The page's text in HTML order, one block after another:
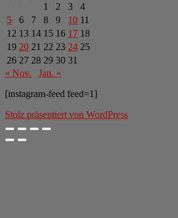
1
2 3
4
5
6 7 8 9 10 11
12 13 14 15 16 17 18
19 20 21 22 23 24 25
26 27 28 29 30 31
« Nov.
Jan. »
[instagram-feed feed=1]
Stolz präsentiert von WordPress